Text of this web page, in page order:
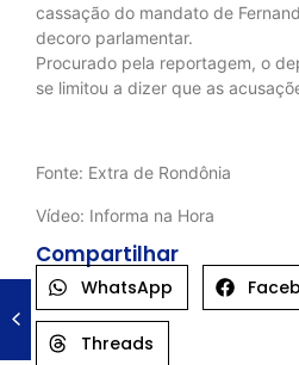
cassação do mandato de
decoro parlamentar.
Procurado pela reportagem, o
se limitou a dizer que as
Fonte: Extra de Rondônia
Vídeo: Informa na Hora
Compartilhar
WhatsApp
Threads